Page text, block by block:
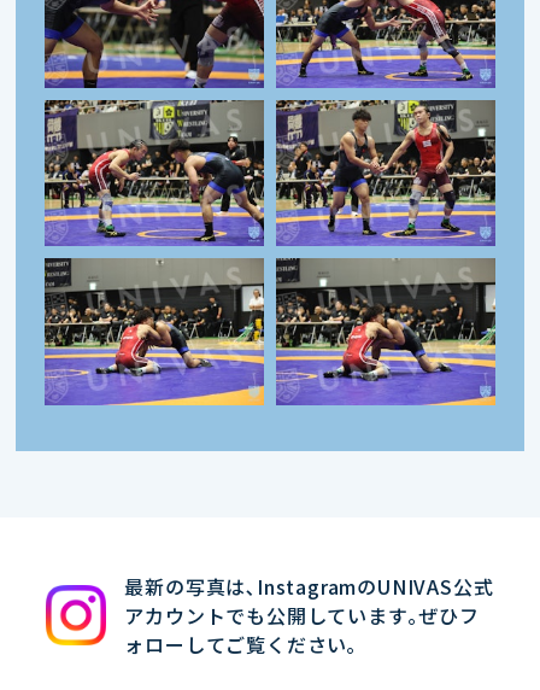
最新の写真は､InstagramのUNIVAS公式
アカウントでも公開しています｡ぜひフ
ォローしてご覧ください｡